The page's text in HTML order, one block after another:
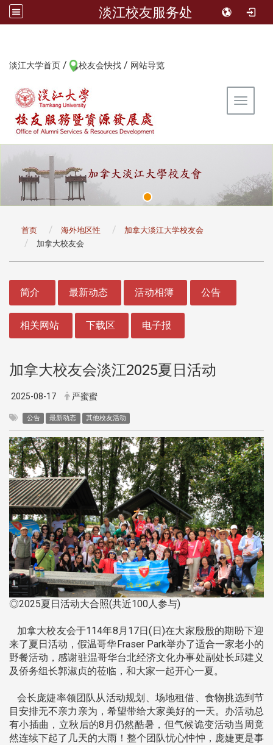
淡江校友服务处
淡江大学首页 / 校友会快找 / 网站导览
Toggle
首页 海外地区性
加拿大淡江大学校友会
加拿大校友会
简介 最新动态 活动相簿 公告
相关网站 下载区 电子报
加拿大校友会淡江2025夏日活动
2025-08-17 严蜜蜜
公告 最新动态 其他校友活动
◎2025夏日活动大合照(共近100人参与)
加拿大校友会于114年8月17日(日)在大家殷殷的期盼下迎
来了夏日活动，假温哥华Fraser Park举办了适合一家老小的
野餐活动，感谢驻温哥华台北经济文化办事处副处长邱建义
及侨务组长郭淑贞的莅临，和大家一起开心一夏。
会长庞婕率领团队从活动规划、场地租借、食物挑选到节
目安排无不亲力亲为，希望带给大家美好的一天。办活动总
有小插曲，立秋后的8月仍然酷暑，但气候诡变活动当周竟
然连续下起了几天的大雨！整个团队忧心忡忡，庞婕更是事